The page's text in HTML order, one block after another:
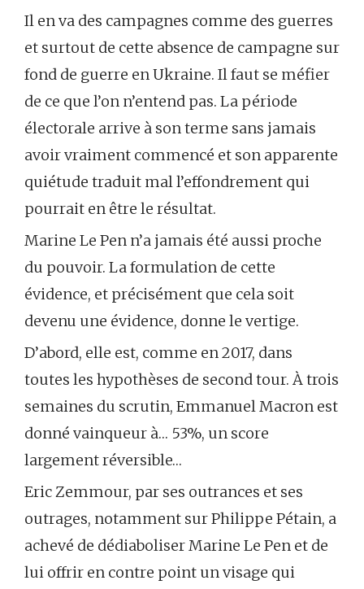
Il en va des campagnes comme des guerres
et surtout de cette absence de campagne sur
fond de guerre en Ukraine. Il faut se méfier
de ce que l’on n’entend pas. La période
électorale arrive à son terme sans jamais
avoir vraiment commencé et son apparente
quiétude traduit mal l’effondrement qui
pourrait en être le résultat.
Marine Le Pen n’a jamais été aussi proche
du pouvoir. La formulation de cette
évidence, et précisément que cela soit
devenu une évidence, donne le vertige.
D’abord, elle est, comme en 2017, dans
toutes les hypothèses de second tour. À trois
semaines du scrutin, Emmanuel Macron est
donné vainqueur à… 53%, un score
largement réversible…
Eric Zemmour, par ses outrances et ses
outrages, notamment sur Philippe Pétain, a
achevé de dédiaboliser Marine Le Pen et de
lui offrir en contre point un visage qui